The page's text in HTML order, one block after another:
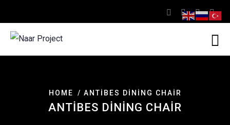
HOME ANTIBES DINING CHAIR
ANTIBES DINING CHAIR